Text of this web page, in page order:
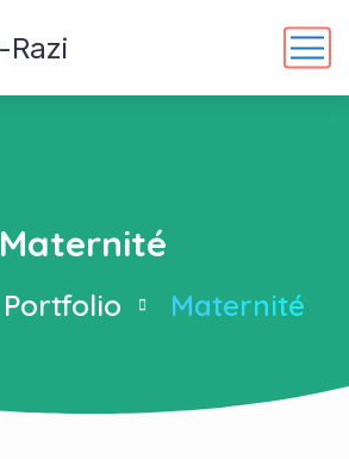
Maternité
Portfolio Maternité